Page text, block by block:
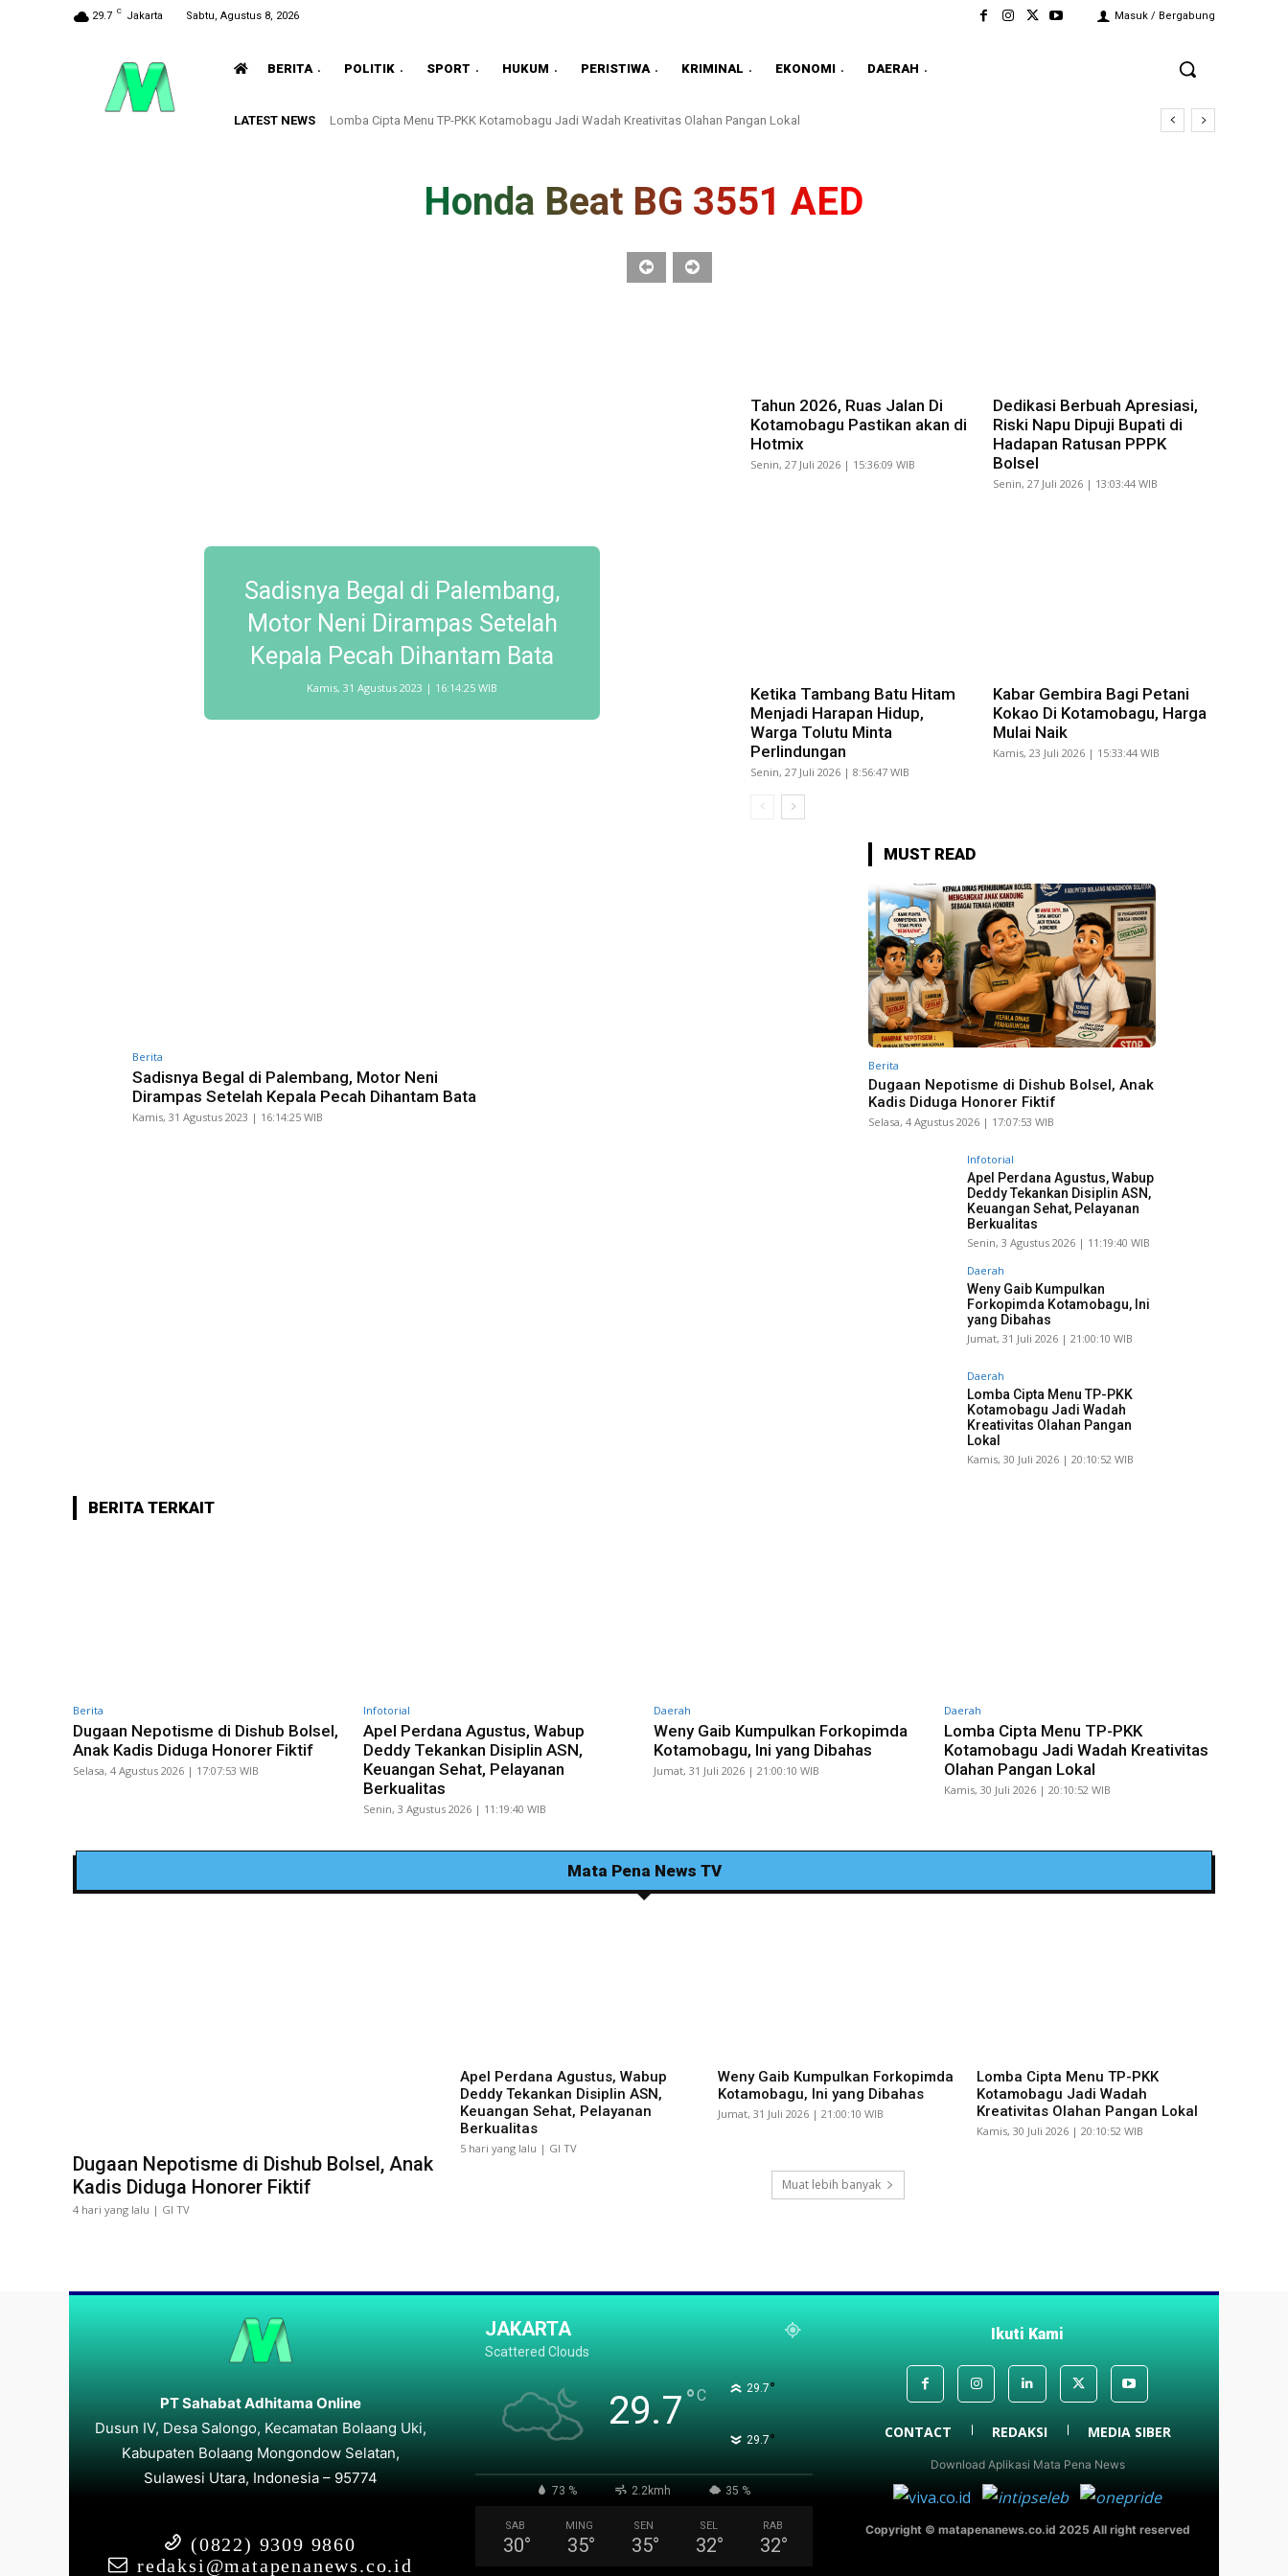
29.7 C Jakarta Sabtu, Agustus 8, 2026 Masuk / Bergabung
BERITA POLITIK SPORT HUKUM PERISTIWA KRIMINAL EKONOMI DAERAH
LATEST NEWS Lomba Cipta Menu TP-PKK Kotamobagu Jadi Wadah Kreativitas Olahan Pangan Lokal
Honda Beat BG 3551 AED
Sadisnya Begal di Palembang,
Motor Neni Dirampas Setelah
Kepala Pecah Dihantam Bata
Kamis, 31 Agustus 2023 | 16:14:25 WIB
Tahun 2026, Ruas Jalan Di
Kotamobagu Pastikan akan di
Hotmix
Senin, 27 Juli 2026 | 15:36:09 WIB
Dedikasi Berbuah Apresiasi,
Riski Napu Dipuji Bupati di
Hadapan Ratusan PPPK
Bolsel
Senin, 27 Juli 2026 | 13:03:44 WIB
Ketika Tambang Batu Hitam
Menjadi Harapan Hidup,
Warga Tolutu Minta
Perlindungan
Senin, 27 Juli 2026 | 8:56:47 WIB
Kabar Gembira Bagi Petani
Kokao Di Kotamobagu, Harga
Mulai Naik
Kamis, 23 Juli 2026 | 15:33:44 WIB
Berita
Sadisnya Begal di Palembang, Motor Neni
Dirampas Setelah Kepala Pecah Dihantam Bata
Kamis, 31 Agustus 2023 | 16:14:25 WIB
MUST READ
Berita
Dugaan Nepotisme di Dishub Bolsel, Anak
Kadis Diduga Honorer Fiktif
Selasa, 4 Agustus 2026 | 17:07:53 WIB
Infotorial
Apel Perdana Agustus, Wabup
Deddy Tekankan Disiplin ASN,
Keuangan Sehat, Pelayanan
Berkualitas
Senin, 3 Agustus 2026 | 11:19:40 WIB
Daerah
Weny Gaib Kumpulkan
Forkopimda Kotamobagu, Ini
yang Dibahas
Jumat, 31 Juli 2026 | 21:00:10 WIB
Daerah
Lomba Cipta Menu TP-PKK
Kotamobagu Jadi Wadah
Kreativitas Olahan Pangan
Lokal
Kamis, 30 Juli 2026 | 20:10:52 WIB
BERITA TERKAIT
Berita
Dugaan Nepotisme di Dishub Bolsel,
Anak Kadis Diduga Honorer Fiktif
Selasa, 4 Agustus 2026 | 17:07:53 WIB
Infotorial
Apel Perdana Agustus, Wabup
Deddy Tekankan Disiplin ASN,
Keuangan Sehat, Pelayanan
Berkualitas
Senin, 3 Agustus 2026 | 11:19:40 WIB
Daerah
Weny Gaib Kumpulkan Forkopimda
Kotamobagu, Ini yang Dibahas
Jumat, 31 Juli 2026 | 21:00:10 WIB
Daerah
Lomba Cipta Menu TP-PKK
Kotamobagu Jadi Wadah Kreativitas
Olahan Pangan Lokal
Kamis, 30 Juli 2026 | 20:10:52 WIB
Mata Pena News TV
Dugaan Nepotisme di Dishub Bolsel, Anak
Kadis Diduga Honorer Fiktif
4 hari yang lalu | GI TV
Apel Perdana Agustus, Wabup
Deddy Tekankan Disiplin ASN,
Keuangan Sehat, Pelayanan
Berkualitas
5 hari yang lalu | GI TV
Weny Gaib Kumpulkan Forkopimda
Kotamobagu, Ini yang Dibahas
Jumat, 31 Juli 2026 | 21:00:10 WIB
Lomba Cipta Menu TP-PKK
Kotamobagu Jadi Wadah
Kreativitas Olahan Pangan Lokal
Kamis, 30 Juli 2026 | 20:10:52 WIB
Muat lebih banyak
PT Sahabat Adhitama Online
Dusun IV, Desa Salongo, Kecamatan Bolaang Uki,
Kabupaten Bolaang Mongondow Selatan,
Sulawesi Utara, Indonesia – 95774
(0822) 9309 9860
redaksi@matapenanews.co.id
JAKARTA
Scattered Clouds
29.7°C 29.7°
29.7°
73 % 2.2kmh 35 %
SAB
30°
MING
35°
SEN
35°
SEL
32°
RAB
32°
Ikuti Kami
CONTACT REDAKSI MEDIA SIBER
Download Aplikasi Mata Pena News
Copyright © matapenanews.co.id 2025 All right reserved